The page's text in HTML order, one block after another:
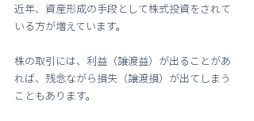
近年、資産形成の手段として株式投資をされて
いる方が増えています。
株の取引には、利益（譲渡益）が出ることがあ
れば、残念ながら損失（譲渡損）が出てしまう
こともあります。